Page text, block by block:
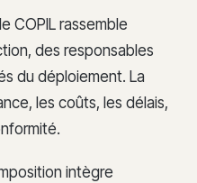
COPIL rassemble
des responsables
du déploiement. La
les coûts, les délais,
intègre